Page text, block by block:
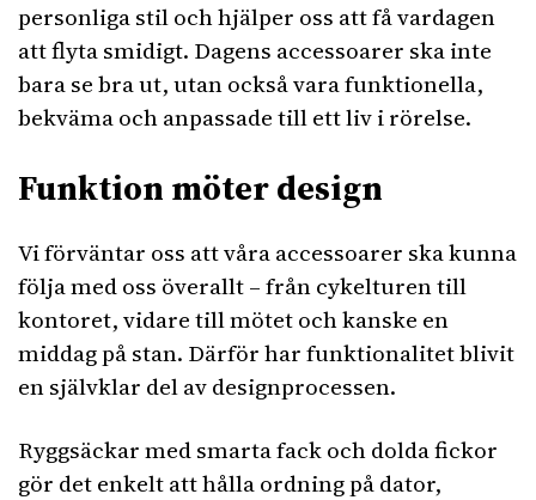
personliga stil och hjälper oss att få vardagen
att flyta smidigt. Dagens accessoarer ska inte
bara se bra ut, utan också vara funktionella,
bekväma och anpassade till ett liv i rörelse.
Funktion möter design
Vi förväntar oss att våra accessoarer ska kunna
följa med oss överallt – från cykelturen till
kontoret, vidare till mötet och kanske en
middag på stan. Därför har funktionalitet blivit
en självklar del av designprocessen.
Ryggsäckar med smarta fack och dolda fickor
gör det enkelt att hålla ordning på dator,